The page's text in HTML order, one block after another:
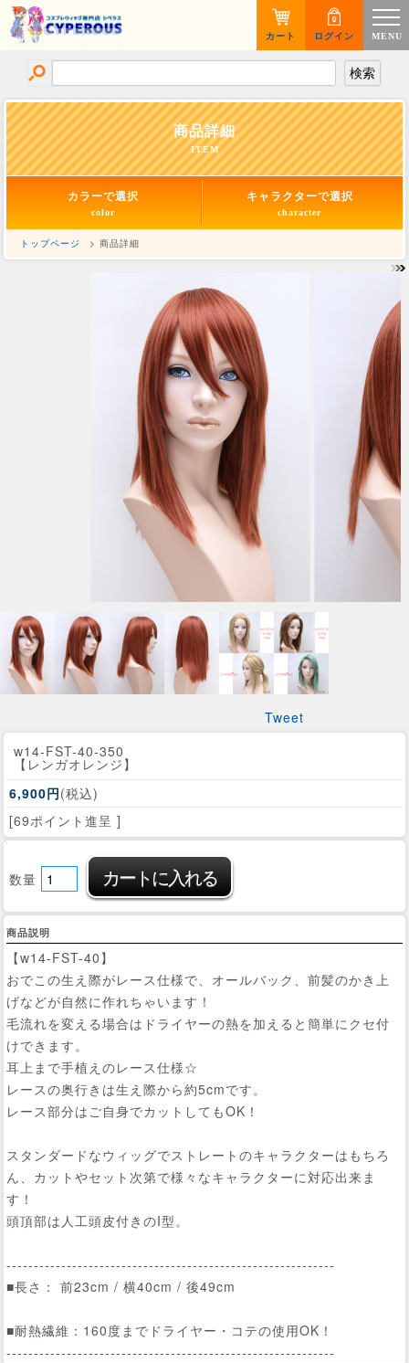
MENU
ログイン
カート
商品詳細
ITEM
カラーで選択
color
キャラクターで選択
character
トップページ > 商品詳細
Tweet
w14-FST-40-350
【レンガオレンジ】
6,900円(税込)
[69ポイント進呈 ]
数量
商品説明
【w14-FST-40】
おでこの生え際がレース仕様で、オールバック、前髪のかき上
げなどが自然に作れちゃいます！
毛流れを変える場合はドライヤーの熱を加えると簡単にクセ付
けできます。
耳上まで手植えのレース仕様☆
レースの奥行きは生え際から約5cmです。
レース部分はご自身でカットしてもOK！
スタンダードなウィッグでストレートのキャラクターはもちろ
ん、カットやセット次第で様々なキャラクターに対応出来ま
す！
頭頂部は人工頭皮付きのI型。
------------------------------------------------------------
■長さ： 前23cm / 横40cm / 後49cm
■耐熱繊維：160度までドライヤー・コテの使用OK！
------------------------------------------------------------